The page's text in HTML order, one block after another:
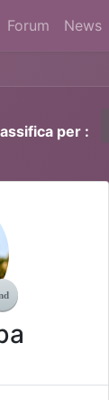
Forum News
per :